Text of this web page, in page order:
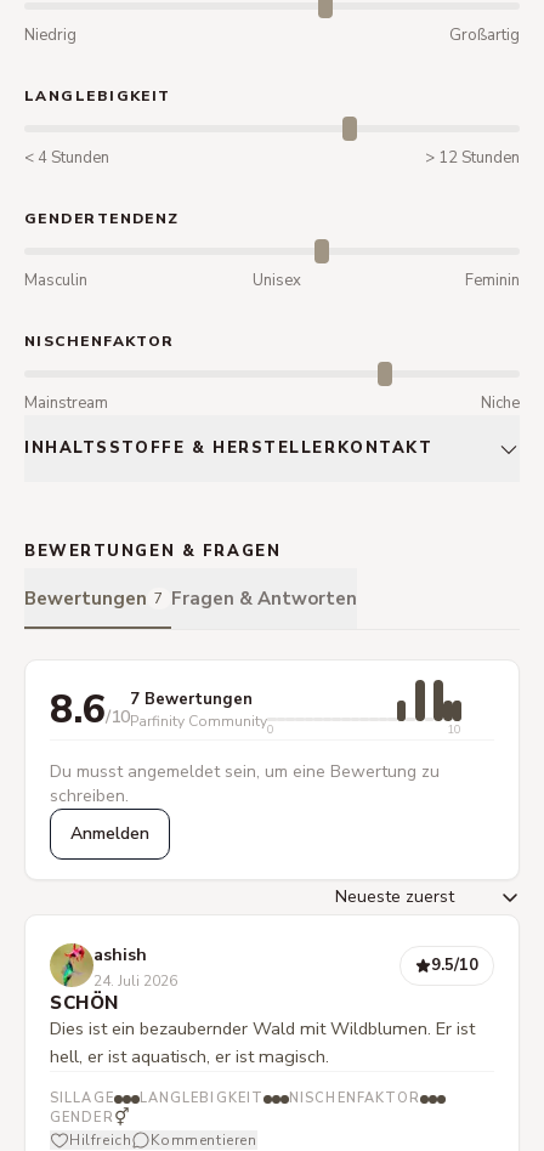
Niedrig Großartig
LANGLEBIGKEIT
< 4 Stunden > 12 Stunden
GENDERTENDENZ
Masculin Unisex Feminin
NISCHENFAKTOR
Mainstream Niche
INHALTSSTOFFE & HERSTELLERKONTAKT
BEWERTUNGEN & FRAGEN
Bewertungen 7 Fragen & Antworten
8.6/10
7 Bewertungen
Parfinity Community0 10
Du musst angemeldet sein, um eine Bewertung zu
schreiben.
Anmelden
ashish
24. Juli 2026
9.5/10
SCHÖN
Dies ist ein bezaubernder Wald mit Wildblumen. Er ist
hell, er ist aquatisch, er ist magisch.
SILLAGE LANGLEBIGKEIT
NISCHENFAKTOR
GENDER ⚥
Hilfreich Kommentieren